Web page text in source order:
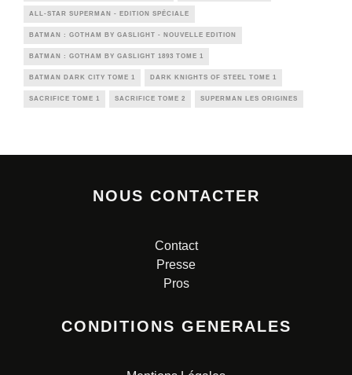
ALL-STAR SUPERMAN - EDITION SPÉCIALE
BATMAN : GOTHAM BY GASLIGHT - NOUVELLE EDITION
BATMAN : GOTHAM BY GASLIGHT 1893 TOME 1
BATMAN DARK CITY TOME 1 DARK KNIGHTS OF STEEL TOME 1
SACRIFICE TOME 1 SACRIFICE TOME 2 SUPERMAN LES ORIGINES
NOUS CONTACTER
Contact
Presse
Pros
CONDITIONS GENERALES